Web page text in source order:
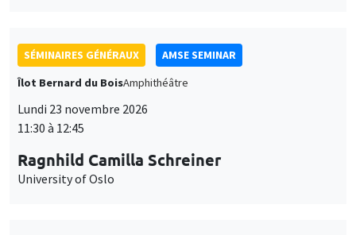
SÉMINAIRES GÉNÉRAUX
AMSE SEMINAR
Îlot Bernard du BoisAmphithéâtre
Lundi 23 novembre 2026
11:30 à 12:45
Ragnhild Camilla Schreiner
University of Oslo